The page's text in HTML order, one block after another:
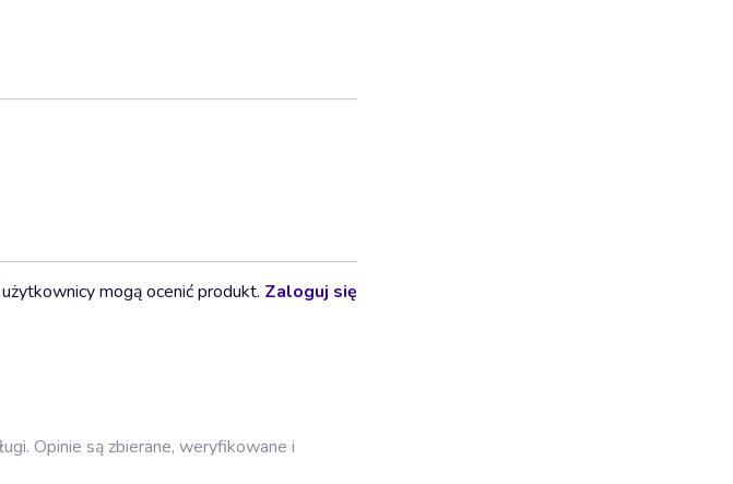
mogą ocenić produkt. Zaloguj się
Opinie są zbierane, weryfikowane i